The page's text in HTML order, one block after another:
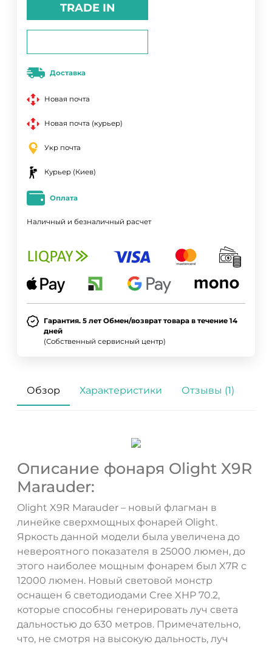
TRADE IN
Доставка
Новая почта
Новая почта (курьер)
Укр почта
Курьер (Киев)
Оплата
Наличный и безналичный расчет
Гарантия. 5 лет Обмен/возврат товара в течение 14
дней
(Собственный сервисный центр)
Обзор Характеристики Отзывы (1)
Описание фонаря Olight X9R
Marauder:
Olight X9R Marauder – новый флагман в
линейке сверхмощных фонарей Olight.
Яркость данной модели была увеличена до
невероятного показателя в 25000 люмен, до
этого наиболее мощным фонарем был X7R с
12000 люмен. Новый световой монстр
оснащен 6 светодиодами Cree XHP 70.2,
которые способны генерировать луч света
дальностью до 630 метров. Примечательно,
что, не смотря на высокую дальность, луч